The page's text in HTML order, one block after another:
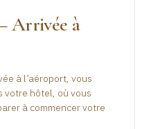
Arrivée à
à l’aéroport, vous
votre hôtel, où vous
à commencer votre